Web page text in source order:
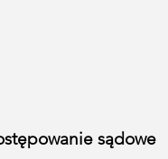
sądowe